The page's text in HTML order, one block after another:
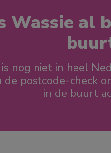
Wassie al
is nog niet in heel
de postcode-check
in de buurt